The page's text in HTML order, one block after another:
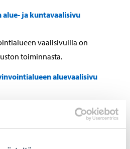
ja kuntavaalisivu
vaalisivuilla on
toiminnasta.
aluevaalisivu